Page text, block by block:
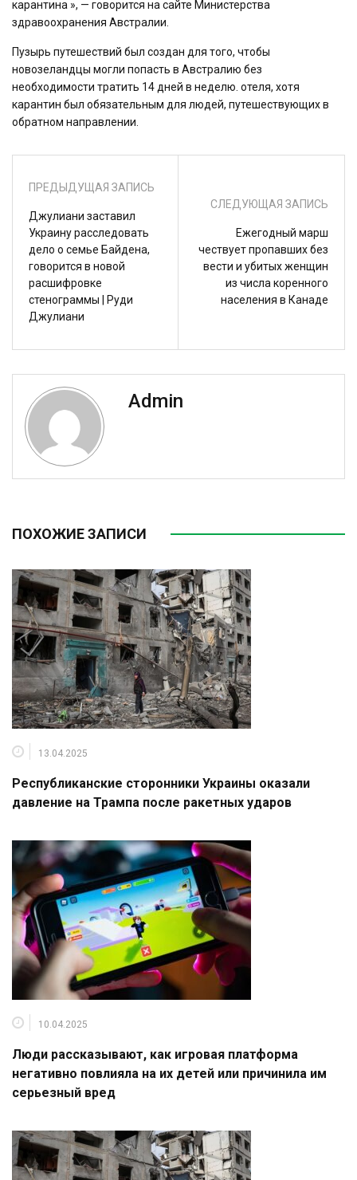
карантина », — говорится на сайте Министерства
здравоохранения Австралии.
Пузырь путешествий был создан для того, чтобы
новозеландцы могли попасть в Австралию без
необходимости тратить 14 дней в неделю. отеля, хотя
карантин был обязательным для людей, путешествующих в
обратном направлении.
ПРЕДЫДУЩАЯ ЗАПИСЬ
Джулиани заставил
Украину расследовать
дело о семье Байдена,
говорится в новой
расшифровке
стенограммы | Руди
Джулиани
СЛЕДУЮЩАЯ ЗАПИСЬ
Ежегодный марш
чествует пропавших без
вести и убитых женщин
из числа коренного
населения в Канаде
Admin
ПОХОЖИЕ ЗАПИСИ
13.04.2025
Республиканские сторонники Украины оказали
давление на Трампа после ракетных ударов
10.04.2025
Люди рассказывают, как игровая платформа
негативно повлияла на их детей или причинила им
серьезный вред